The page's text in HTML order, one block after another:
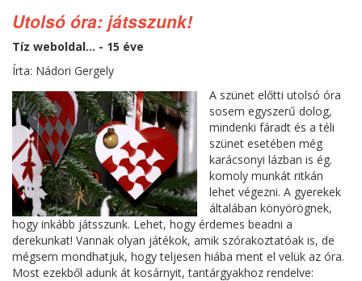
Utolsó óra: játsszunk!
Tíz weboldal... - 15 éve
Írta: Nádori Gergely
A szünet előtti utolsó óra
sosem egyszerű dolog,
mindenki fáradt és a téli
szünet esetében még
karácsonyi lázban is ég.
komoly munkát ritkán
lehet végezni. A gyerekek
általában könyörögnek,
hogy inkább játsszunk. Lehet, hogy érdemes beadni a
derekunkat! Vannak olyan játékok, amik szórakoztatóak is, de
mégsem mondhatjuk, hogy teljesen hiába ment el velük az óra.
Most ezekből adunk át kosárnyit, tantárgyakhoz rendelve: